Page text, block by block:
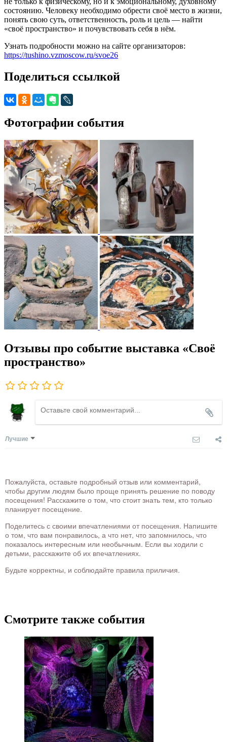
состоянию. Человеку необходимо обрести своё место в жизни,
понять свою суть, ответственность, роль и цель — найти
«своё пространство» и почувствовать себя в нём.
Узнать подробности можно на сайте организаторов:
https://tushino.vzmoscow.ru/svoe26
Поделиться ссылкой
Фотографии события
Отзывы про событие выставка «Своё
пространство»
Лучшие
Пожалуйста, оставьте подробный отзыв или комментарий,
чтобы другим людям было проще принять решение по поводу
посещения! Расскажите о том, что стоит знать тем, кто только
планирует посещение.
Поделитесь с своими впечатлениями от посещения. Напишите
о том, что вам понравилось, а что нет, что запомнилось, что
показалось интересным или необычным. Если вы ходили с
детьми, расскажите об их впечатлениях.
Будьте корректны, и соблюдайте правила приличия.
Смотрите также события